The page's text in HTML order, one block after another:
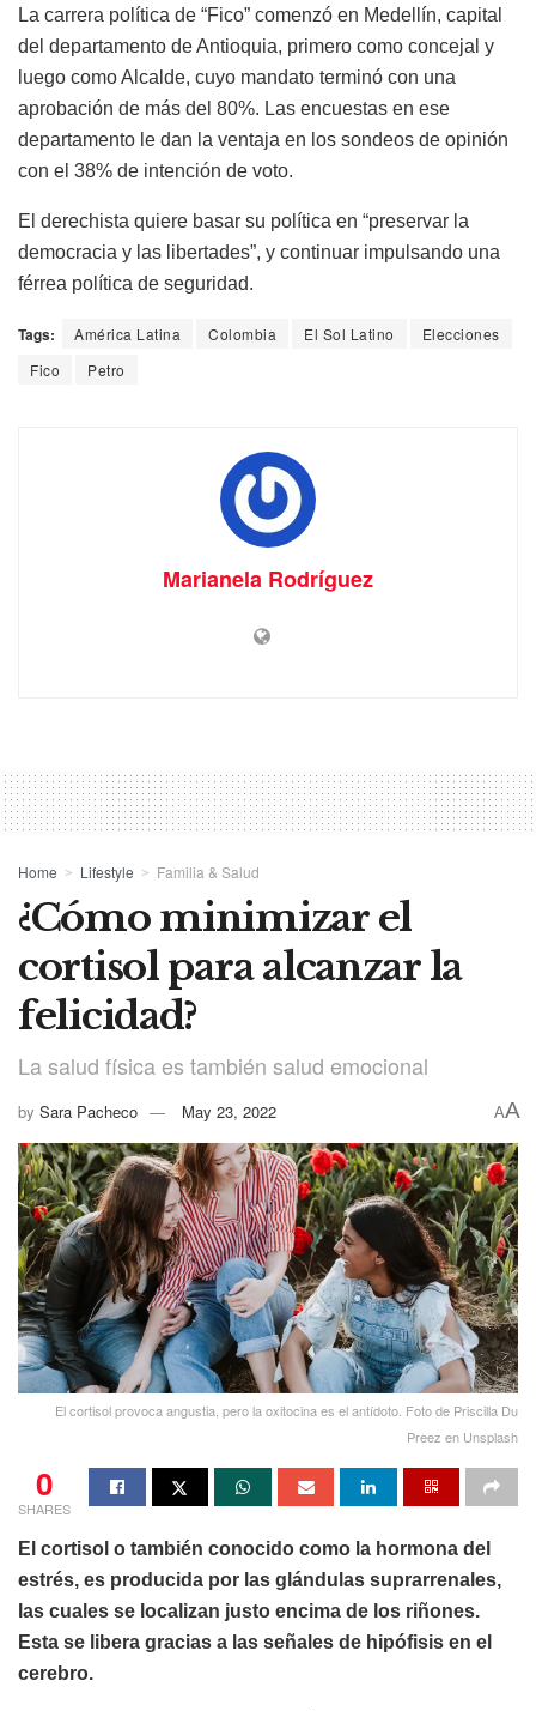
La carrera política de “Fico” comenzó en Medellín, capital
del departamento de Antioquia, primero como concejal y
luego como Alcalde, cuyo mandato terminó con una
aprobación de más del 80%. Las encuestas en ese
departamento le dan la ventaja en los sondeos de opinión
con el 38% de intención de voto.
El derechista quiere basar su política en “preservar la
democracia y las libertades”, y continuar impulsando una
férrea política de seguridad.
Tags: América Latina Colombia El Sol Latino
Elecciones
Fico
Petro
Marianela Rodríguez
Home Lifestyle Familia & Salud
¿Cómo minimizar el
cortisol para alcanzar la
felicidad?
La salud física es también salud emocional
by Sara Pacheco May 23, 2022 AA
El cortisol provoca angustia, pero la oxitocina es el antídoto. Foto de Priscilla Du
Preez en Unsplash
0
SHARES
El cortisol o también conocido como la hormona del
estrés, es producida por las glándulas suprarrenales,
las cuales se localizan justo encima de los riñones.
Esta se libera gracias a las señales de hipófisis en el
cerebro.